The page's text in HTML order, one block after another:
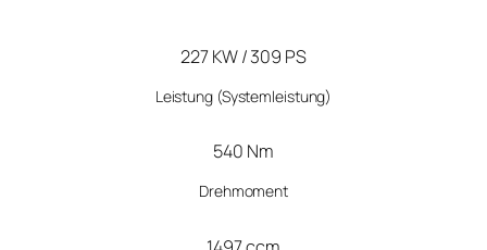
227 KW / 309 PS
Leistung(Systemleistung)
540 Nm
Drehmoment